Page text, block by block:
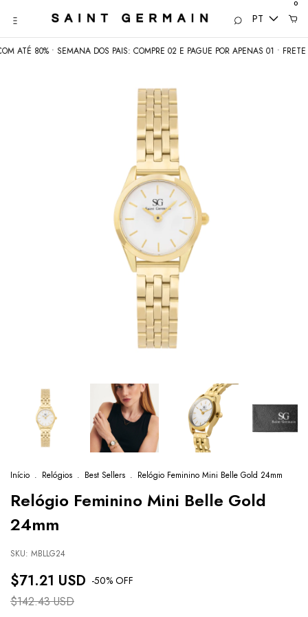
PT
0
80% • SEMANA DOS PAIS: COMPRE 02 E PAGUE POR APENAS 01 • FRETE
Início . Relógios . Best Sellers . Relógio Feminino Mini Belle Gold 24mm
Relógio Feminino Mini Belle Gold
24mm
SKU: MBLLG24
$71.21 USD -50% OFF
$142.43 USD